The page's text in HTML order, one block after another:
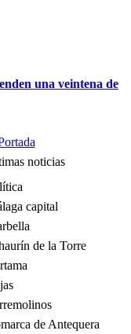
una veintena de
noticias
capital
de la Torre
de Antequera